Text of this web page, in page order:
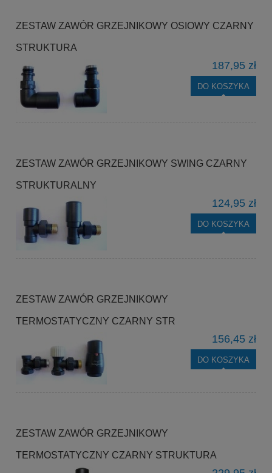
ZESTAW ZAWÓR GRZEJNIKOWY OSIOWY CZARNY
STRUKTURA
187,95 zł
DO KOSZYKA
ZESTAW ZAWÓR GRZEJNIKOWY SWING CZARNY
STRUKTURALNY
124,95 zł
DO KOSZYKA
ZESTAW ZAWÓR GRZEJNIKOWY
TERMOSTATYCZNY CZARNY STR
156,45 zł
DO KOSZYKA
ZESTAW ZAWÓR GRZEJNIKOWY
TERMOSTATYCZNY CZARNY STRUKTURA